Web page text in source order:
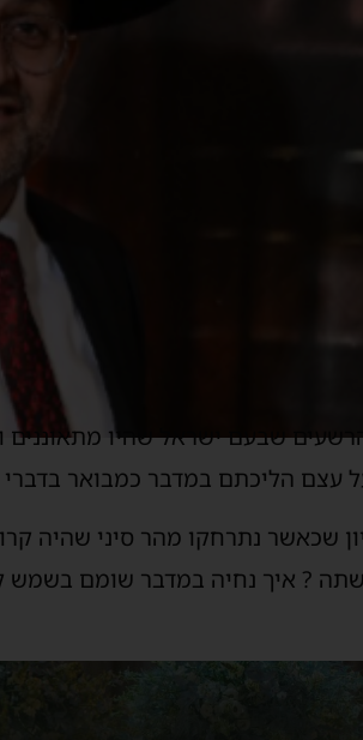
שבעם ישראל שהיו מתאוננים
עצם הליכתם במדבר כמבואר
שכאשר נתרחקו מהר סיני שהיה
? איך נחיה במדבר שומם בשמש